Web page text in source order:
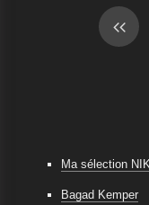
Ma sélection
Bagad Kemper